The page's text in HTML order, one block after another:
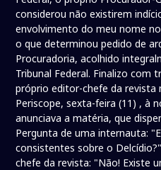
considerou não existirem
envolvimento do meu nome
o que determinou pedido de
Procuradoria, acolhido
Tribunal Federal. Finalizo com
próprio editor-chefe da revista
Periscope, sexta-feira (11) , à
anunciava a matéria, que
Pergunta de uma internauta:
consistentes sobre o
chefe da revista: "Não! Existe